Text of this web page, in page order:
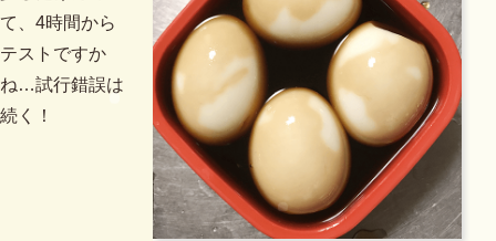
て、4時間から
テストですか
ね…試行錯誤は
続く！